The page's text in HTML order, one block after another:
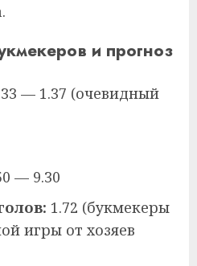
и прогноз
— 1.37 (очевидный
— 9.30
1.72 (букмекеры
игры от хозяев